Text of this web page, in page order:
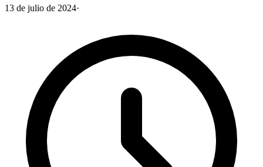
13 de julio de 2024·